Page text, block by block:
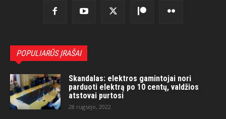
POPULIARŪS ĮRAŠAI
Skandalas: elektros gamintojai nori
parduoti elektrą po 10 centų, valdžios
atstovai purtosi
28 rugsėjo, 2022